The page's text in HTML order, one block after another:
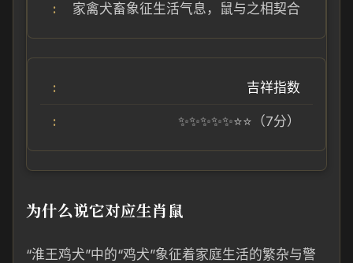
家禽犬畜象征生活气息，鼠与之相契合
吉祥指数
✨✨✨✨✨⭐⭐（7分）
为什么说它对应生肖鼠
“淮王鸡犬”中的“鸡犬”象征着家庭生活的繁杂与警